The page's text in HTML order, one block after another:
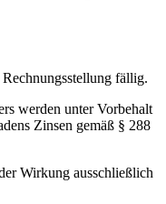
fällig.
werden unter Vorbehalt
Zinsen gemäß § 288
Wirkung ausschließlich